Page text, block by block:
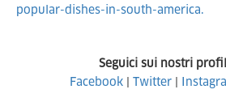
popular-dishes-in-south-america.
Seguici sui nostri
Facebook | Twitter |